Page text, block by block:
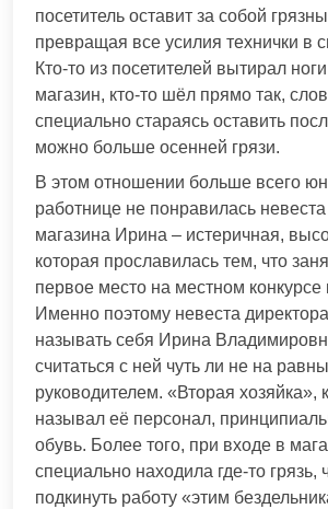
посетитель оставит за собой
превращая все усилия технички в
Кто-то из посетителей вытирал
магазин, кто-то шёл прямо так,
специально стараясь оставить
можно больше осенней грязи.
В этом отношении больше всего
работнице не понравилась
магазина Ирина – истеричная,
которая прославилась тем, что
первое место на местном конкурсе
Именно поэтому невеста
называть себя Ирина
считаться с ней чуть ли не на
руководителем. «Вторая хозяйка»,
называл её персонал,
обувь. Более того, при входе в
специально находила где-то грязь,
подкинуть работу «этим